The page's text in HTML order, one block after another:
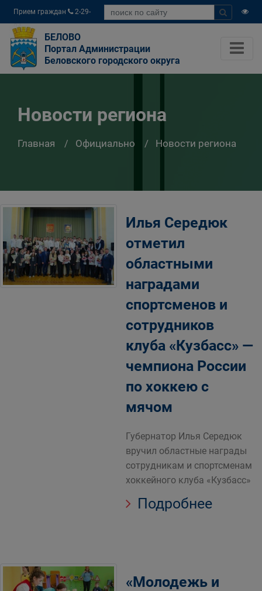
Прием граждан
2-29-
04
БЕЛОВО
Портал Администрации
Беловского городского округа
Новости региона
Главная Официально Новости региона
Илья Середюк
отметил
областными
наградами
спортсменов и
сотрудников
клуба «Кузбасс» —
чемпиона России
по хоккею с
мячом
Губернатор Илья Середюк
вручил областные награды
сотрудникам и спортсменам
хоккейного клуба «Кузбасс»
Подробнее
«Молодежь и